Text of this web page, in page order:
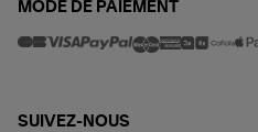
MODE DE PAIEMENT
SUIVEZ-NOUS